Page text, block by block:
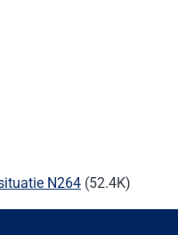
N264 (52.4K)